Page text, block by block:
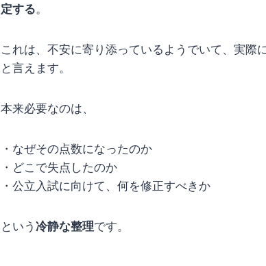
定する。
これは、不安に寄り添っているようでいて、実際
と言えます。
本来必要なのは、
・なぜその点数になったのか
・どこで失点したのか
・公立入試に向けて、何を修正すべきか
という 冷静な整理です。